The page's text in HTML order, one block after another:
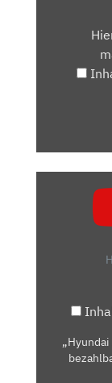
ELEKTRO: